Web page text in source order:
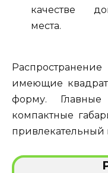
качестве
места.
имеющие
форму.
компактные